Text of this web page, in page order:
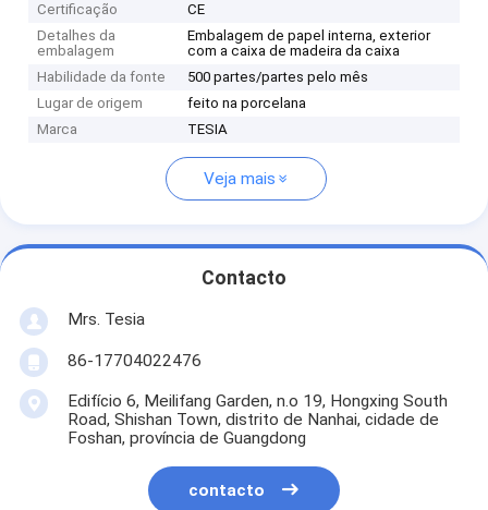
Certificação
CE
Detalhes da
embalagem
Embalagem de papel interna, exterior
com a caixa de madeira da caixa
Habilidade da fonte
500 partes/partes pelo mês
Lugar de origem
feito na porcelana
Marca
TESIA
Veja mais
Contacto
Mrs. Tesia
86-17704022476
Edifício 6, Meilifang Garden, n.o 19, Hongxing South
Road, Shishan Town, distrito de Nanhai, cidade de
Foshan, província de Guangdong
contacto